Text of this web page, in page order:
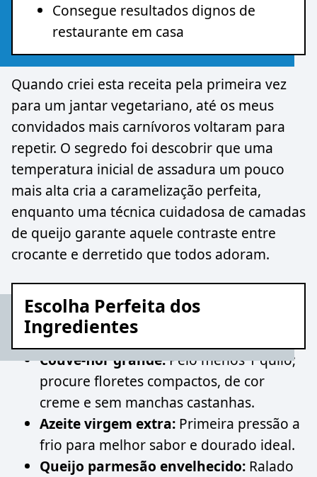
Consegue resultados dignos de
restaurante em casa
Quando criei esta receita pela primeira vez
para um jantar vegetariano, até os meus
convidados mais carnívoros voltaram para
repetir. O segredo foi descobrir que uma
temperatura inicial de assadura um pouco
mais alta cria a caramelização perfeita,
enquanto uma técnica cuidadosa de camadas
de queijo garante aquele contraste entre
crocante e derretido que todos adoram.
Escolha Perfeita dos
Ingredientes
Couve-flor grande:Pelo menos 1 quilo;
procure floretes compactos, de cor
creme e sem manchas castanhas.
Azeite virgem extra: Primeira pressão a
frio para melhor sabor e dourado ideal.
Queijo parmesão envelhecido: Ralado